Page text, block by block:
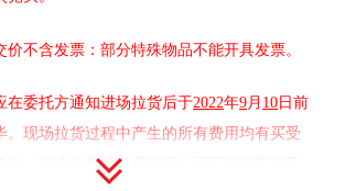
价不含发票：部分特殊物品不能开具发票。
在委托方通知进场拉货后于2022年9月 10 日前
。现场拉货过程中产生的所有费用均有买受
河北中废通拍卖有限公司